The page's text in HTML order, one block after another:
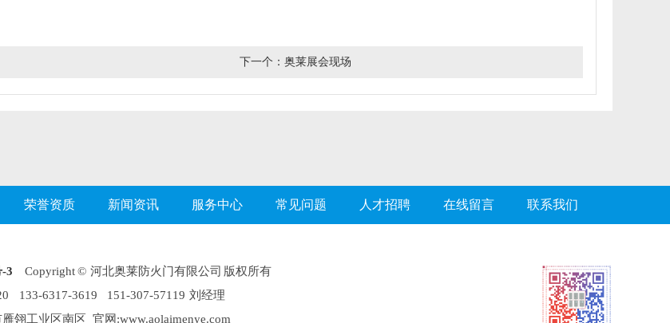
下一个： 奥莱展会现场
荣誉资质 新闻资讯 服务中心 常见问题 人才招聘 在线留言 联系我们
3
Copyright © 河北奥莱防火门有限公司 版权所有
133-6317-3619 151-307-57119 刘经理
翎工业区南区 官网:www.aolaimenye.com